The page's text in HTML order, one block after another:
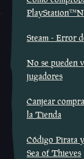
Steam - Error
No se pueden
jugadores
Canjear
la Tienda
Código Pirata
Sea of Thieves